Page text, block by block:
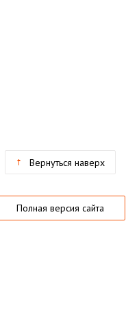
Вернуться наверх
Полная версия сайта